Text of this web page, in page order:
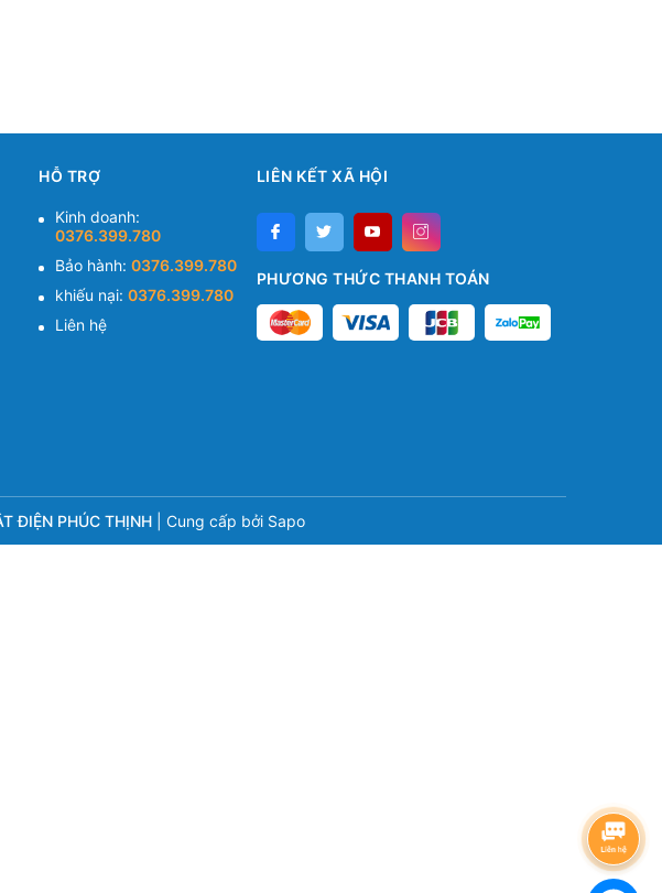
HỖ TRỢ
Kinh doanh:
0376.399.780
Bảo hành:0376.399.780
khiếu nại:0376.399.780
Liên hệ
LIÊN KẾT XÃ HỘI
PHƯƠNG THỨC THANH TOÁN
ĐIỆN PHÚC THỊNH Cung cấp bởi Sapo